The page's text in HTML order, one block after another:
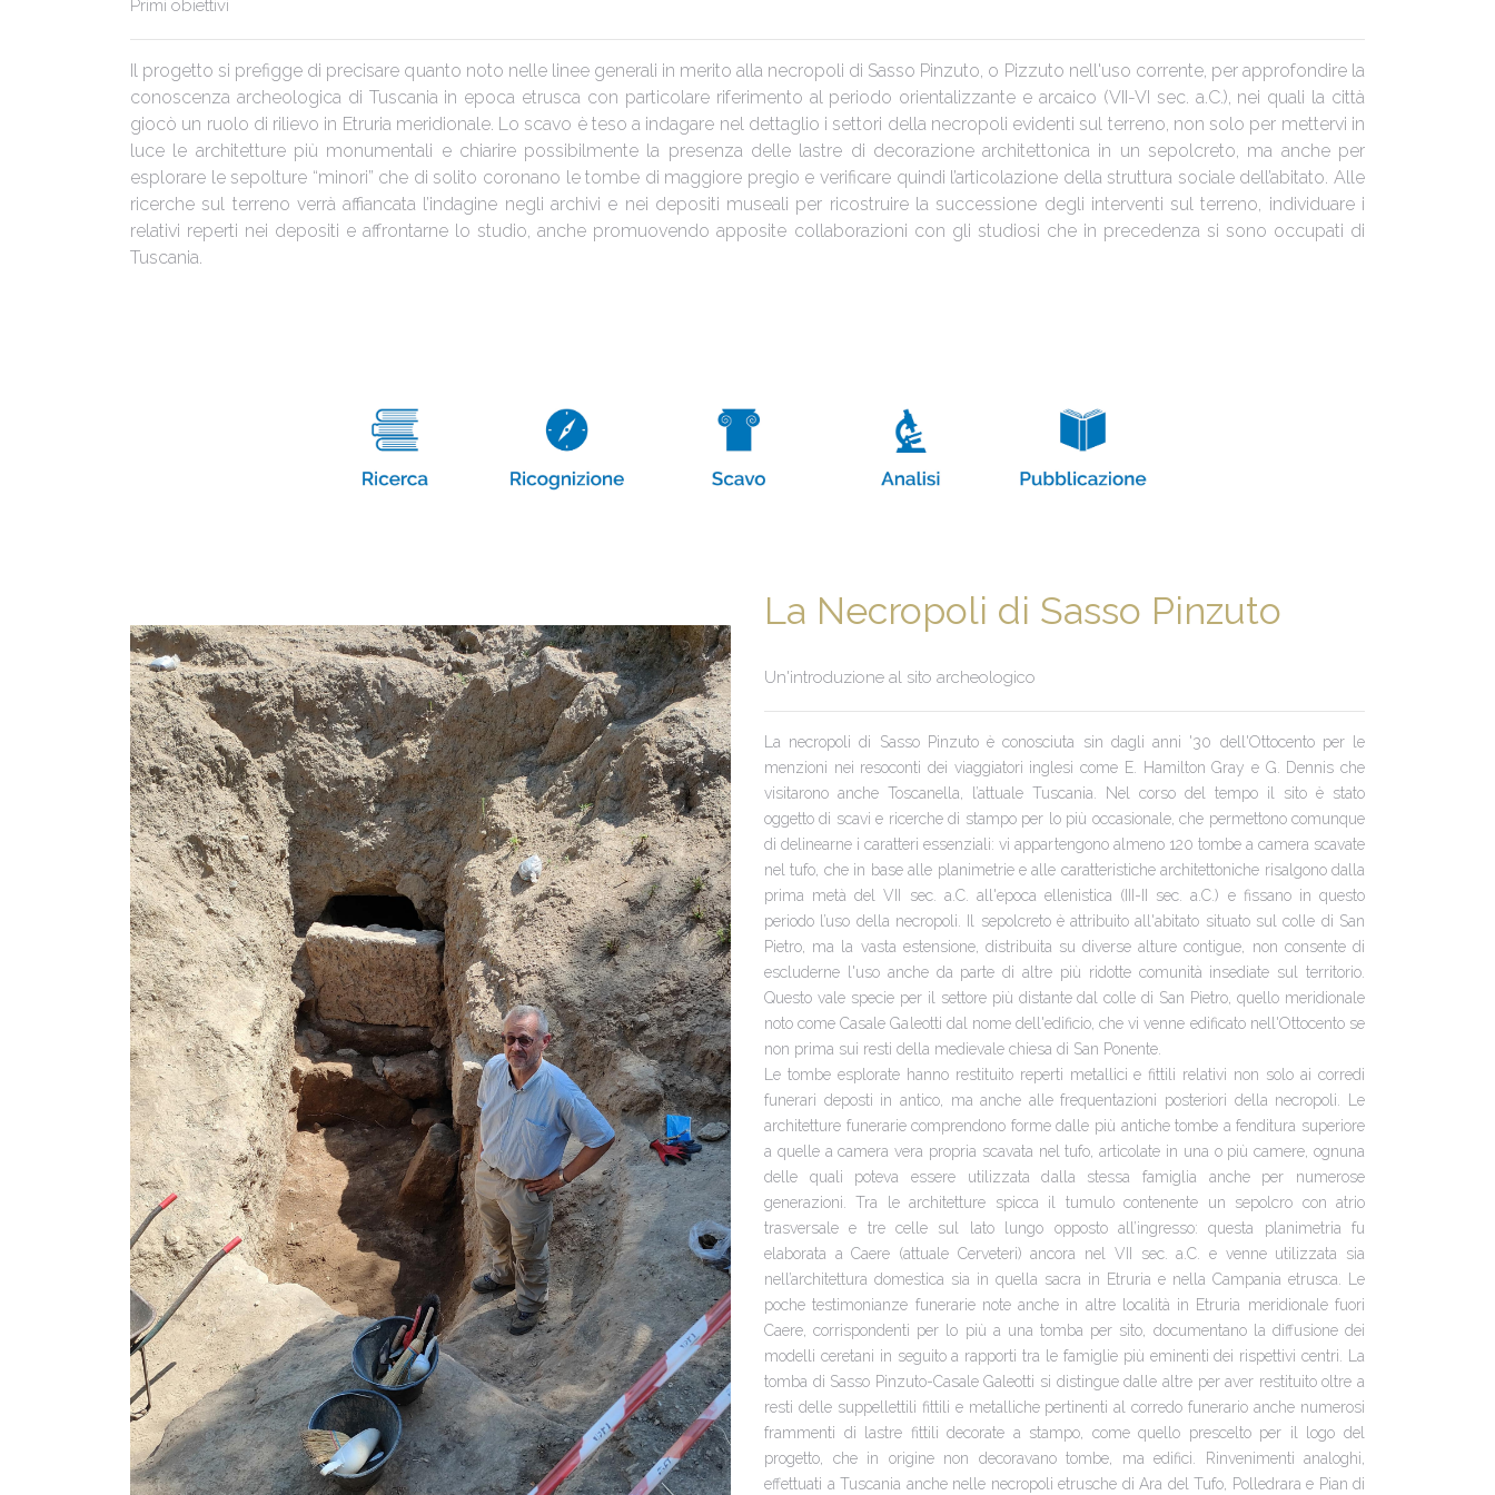
Primi obiettivi
Il progetto si prefigge di precisare quanto noto nelle linee generali in merito alla necropoli di Sasso Pinzuto, o Pizzuto nell'uso corrente, per approfondire la
conoscenza archeologica di Tuscania in epoca etrusca con particolare riferimento al periodo orientalizzante e arcaico (VII-VI sec. a.C.), nei quali la città
giocò un ruolo di rilievo in Etruria meridionale. Lo scavo è teso a indagare nel dettaglio i settori della necropoli evidenti sul terreno, non solo per mettervi in
luce le architetture più monumentali e chiarire possibilmente la presenza delle lastre di decorazione architettonica in un sepolcreto, ma anche per
esplorare le sepolture “minori” che di solito coronano le tombe di maggiore pregio e verificare quindi l’articolazione della struttura sociale dell’abitato. Alle
ricerche sul terreno verrà affiancata l’indagine negli archivi e nei depositi museali per ricostruire la successione degli interventi sul terreno, individuare i
relativi reperti nei depositi e affrontarne lo studio, anche promuovendo apposite collaborazioni con gli studiosi che in precedenza si sono occupati di
Tuscania.
La Necropoli di Sasso Pinzuto
Un'introduzione al sito archeologico
La necropoli di Sasso Pinzuto è conosciuta sin dagli anni '30 dell'Ottocento per le
menzioni nei resoconti dei viaggiatori inglesi come E. Hamilton Gray e G. Dennis che
visitarono anche Toscanella, l’attuale Tuscania. Nel corso del tempo il sito è stato
oggetto di scavi e ricerche di stampo per lo più occasionale, che permettono comunque
di delinearne i caratteri essenziali: vi appartengono almeno 120 tombe a camera scavate
nel tufo, che in base alle planimetrie e alle caratteristiche architettoniche risalgono dalla
prima metà del VII sec. a.C. all'epoca ellenistica (III-II sec. a.C.) e fissano in questo
periodo l’uso della necropoli. Il sepolcreto è attribuito all'abitato situato sul colle di San
Pietro, ma la vasta estensione, distribuita su diverse alture contigue, non consente di
escluderne l'uso anche da parte di altre più ridotte comunità insediate sul territorio.
Questo vale specie per il settore più distante dal colle di San Pietro, quello meridionale
noto come Casale Galeotti dal nome dell'edificio, che vi venne edificato nell'Ottocento se
non prima sui resti della medievale chiesa di San Ponente.
Le tombe esplorate hanno restituito reperti metallici e fittili relativi non solo ai corredi
funerari deposti in antico, ma anche alle frequentazioni posteriori della necropoli. Le
architetture funerarie comprendono forme dalle più antiche tombe a fenditura superiore
a quelle a camera vera propria scavata nel tufo, articolate in una o più camere, ognuna
delle quali poteva essere utilizzata dalla stessa famiglia anche per numerose
generazioni. Tra le architetture spicca il tumulo contenente un sepolcro con atrio
trasversale e tre celle sul lato lungo opposto all’ingresso: questa planimetria fu
elaborata a Caere (attuale Cerveteri) ancora nel VII sec. a.C. e venne utilizzata sia
nell’architettura domestica sia in quella sacra in Etruria e nella Campania etrusca. Le
poche testimonianze funerarie note anche in altre località in Etruria meridionale fuori
Caere, corrispondenti per lo più a una tomba per sito, documentano la diffusione dei
modelli ceretani in seguito a rapporti tra le famiglie più eminenti dei rispettivi centri. La
tomba di Sasso Pinzuto-Casale Galeotti si distingue dalle altre per aver restituito oltre a
resti delle suppellettili fittili e metalliche pertinenti al corredo funerario anche numerosi
frammenti di lastre fittili decorate a stampo, come quello prescelto per il logo del
progetto, che in origine non decoravano tombe, ma edifici. Rinvenimenti analoghi,
effettuati a Tuscania anche nelle necropoli etrusche di Ara del Tufo, Polledrara e Pian di